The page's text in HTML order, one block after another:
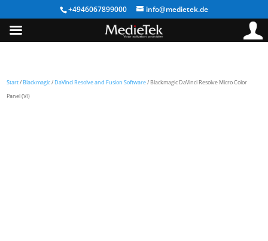
+4946067899000 info@medietek.de
Start/ Blackmagic/ DaVinci Resolve and Fusion Software/ Blackmagic DaVinci Resolve Micro Color
Panel (VI)